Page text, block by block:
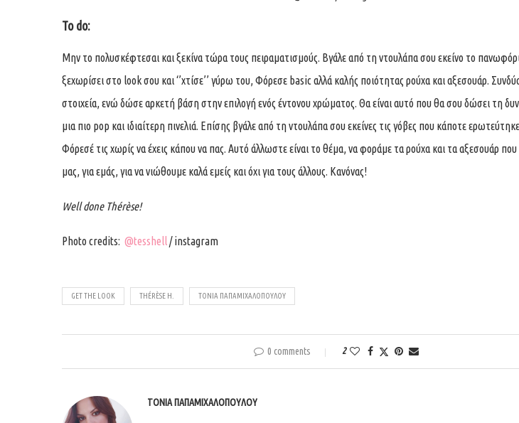
To do:
Μην το πολυσκέφτεσαι και ξεκίνα τώρα τους πειραματισμούς. Βγάλε από τη ντουλάπα σου εκείνο το
ξεχωρίσει στο look σου και ‘’χτίσε’’ γύρω του, Φόρεσε basic αλλά καλής ποιότητας ρούχα και αξεσουάρ.
στοιχεία, ενώ δώσε αρκετή βάση στην επιλογή ενός έντονου χρώματος. Θα είναι αυτό που θα σου δώσει τη
μια πιο pop και ιδιαίτερη πινελιά. Επίσης βγάλε από τη ντουλάπα σου εκείνες τις γόβες που κάποτε
Φόρεσέ τις χωρίς να έχεις κάπου να πας. Αυτό άλλωστε είναι το θέμα, να φοράμε τα ρούχα και τα αξεσουάρ
μας, για εμάς, για να νιώθουμε καλά εμείς και όχι για τους άλλους. Κανόνας!
Well done Thérèse!
Photo credits: @tesshell/ instagram
GET THE LOOK THÉRÈSE H. ΤΟΝΙΑ ΠΑΠΑΜΙΧΑΛΟΠΟΎΛΟΥ
0 comments 2
ΤΌΝΙΑ ΠΑΠΑΜΙΧΑΛΟΠΟΎΛΟΥ